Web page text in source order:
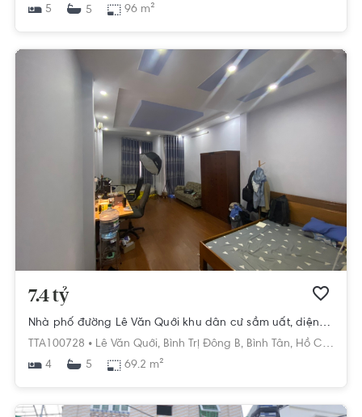
5
5 96 m²
7.4 tỷ
Nhà phố đường Lê Văn Quới khu dân cư sầm uất, diện tích 69.2m2.
TTA100728 • Lê Văn Quới, Bình Trị Đông B, Bình Tân, Hồ Chí Minh
4
5 69.2 m²